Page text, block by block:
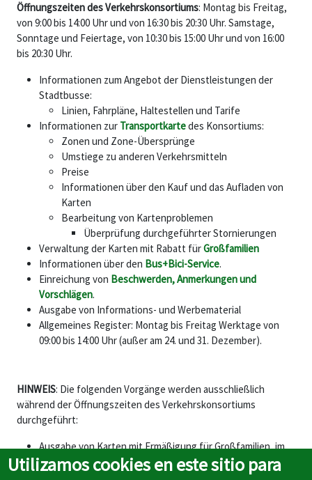
Öffnungszeiten des Verkehrskonsortiums: Montag bis Freitag,
von 9:00 bis 14:00 Uhr und von 16:30 bis 20:30 Uhr. Samstage,
Sonntage und Feiertage, von 10:30 bis 15:00 Uhr und von 16:00
bis 20:30 Uhr.
Informationen zum Angebot der Dienstleistungen der
Stadtbusse:
Linien, Fahrpläne, Haltestellen und Tarife
Informationen zur Transportkartedes Konsortiums:
Zonen und Zone-Übersprünge
Umstiege zu anderen Verkehrsmitteln
Preise
Informationen über den Kauf und das Aufladen von
Karten
Bearbeitung von Kartenproblemen
Überprüfung durchgeführter Stornierungen
Verwaltung der Karten mit Rabatt fürGroßfamilien
Informationen über den Bus+Bici-Service.
Einreichung von Beschwerden, Anmerkungen und
Vorschlägen.
Ausgabe von Informations- und Werbematerial
Allgemeines Register: Montag bis Freitag Werktage von
09:00 bis 14:00 Uhr (außer am 24. und 31. Dezember).
HINWEIS: Die folgenden Vorgänge werden ausschließlich
während der Öffnungszeiten des Verkehrskonsortiums
durchgeführt:
Ausgabe von Karten mit Ermäßigung für Großfamilien, im
Falle eines Austauschs wegen eines Defekts.
Erneuerung von Karten mit Ermäßigung für Großfamilien.
Utilizamos cookies en este sitio para